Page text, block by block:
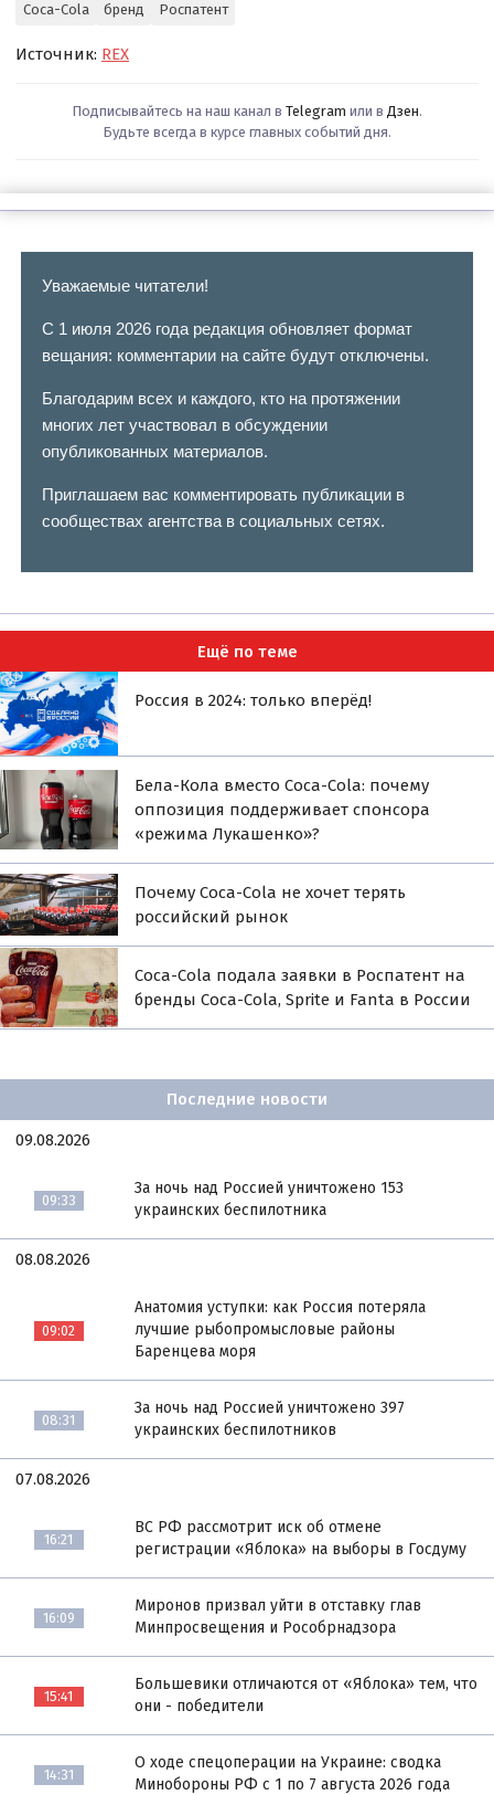
Coca-Cola бренд Роспатент
Источник: REX
Подписывайтесь на наш канал в Telegram или в Дзен.
Будьте всегда в курсе главных событий дня.
Уважаемые читатели!
С 1 июля 2026 года редакция обновляет формат
вещания: комментарии на сайте будут отключены.
Благодарим всех и каждого, кто на протяжении
многих лет участвовал в обсуждении
опубликованных материалов.
Приглашаем вас комментировать публикации в
сообществах агентства в социальных сетях.
Ещё по теме
Россия в 2024: только вперёд!
Бела-Кола вместо Coca-Cola: почему
оппозиция поддерживает спонсора
«режима Лукашенко»?
Почему Coca-Cola не хочет терять
российский рынок
Coca-Cola подала заявки в Роспатент на
бренды Coca-Cola, Sprite и Fanta в России
Последние новости
09.08.2026
09:33
За ночь над Россией уничтожено 153
украинских беспилотника
08.08.2026
09:02
Анатомия уступки: как Россия потеряла
лучшие рыбопромысловые районы
Баренцева моря
08:31
За ночь над Россией уничтожено 397
украинских беспилотников
07.08.2026
16:21
ВС РФ рассмотрит иск об отмене
регистрации «Яблока» на выборы в Госдуму
16:09
Миронов призвал уйти в отставку глав
Минпросвещения и Рособрнадзора
15:41
Большевики отличаются от «Яблока» тем, что
они - победители
14:31
О ходе спецоперации на Украине: сводка
Минобороны РФ с 1 по 7 августа 2026 года